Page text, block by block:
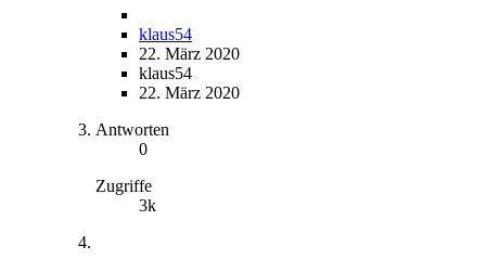
klaus54
22. März 2020
klaus54
22. März 2020
Antworten
0
Zugriffe
3k